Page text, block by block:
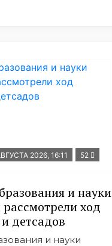
2026, 16:11 52
и науки
ход
детсадов
и науки